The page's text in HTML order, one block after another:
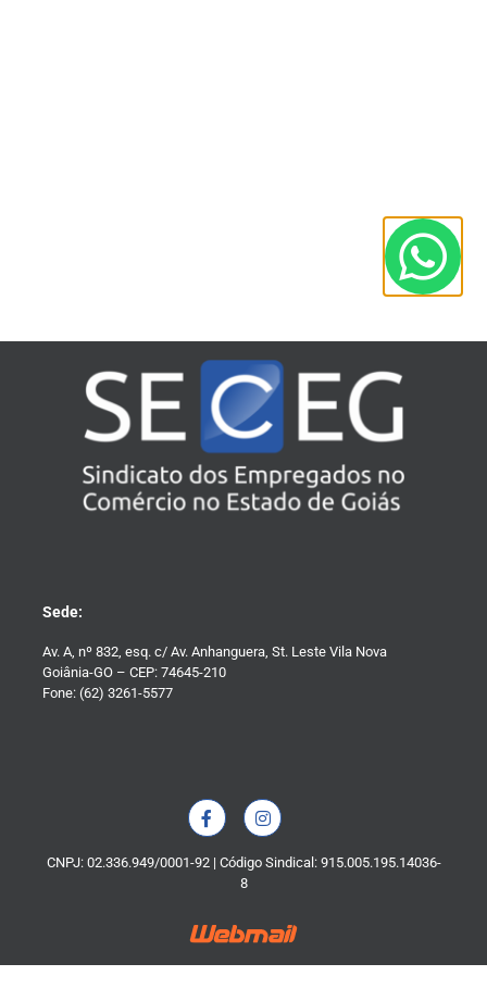
Sede:
Av. A, nº 832, esq. c/ Av. Anhanguera, St. Leste Vila Nova
Goiânia-GO – CEP: 74645-210
Fone: (62) 3261-5577
CNPJ: 02.336.949/0001-92 | Código Sindical: 915.005.195.14036-
8